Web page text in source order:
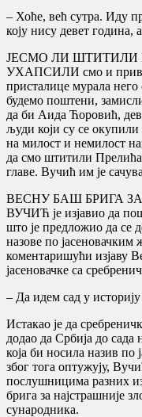
– Хоће, већ сутра. Иду
коју нису девет година,
ЈЕСМО ЛИ ШТИТИЛИ
УХАПСИЛИ смо и
присталице мурала
будемо поштени,
да би Аида Ћоровић,
људи који су се
на милост и немилост
да смо штитили
главе. Вучић им је
ВЕСНУ БАШ БРИГА
ВУЧИЋ је изјавио да
што је предложио да се
назове по јасеновачким
коментаришући изјаву
јасеновачке са
– Да идем сад у
Истакао је да
додао да Србија до сада
која би носила назив по
због тога оптужују,
послушницима разних
брига за најстрашније
сународника.